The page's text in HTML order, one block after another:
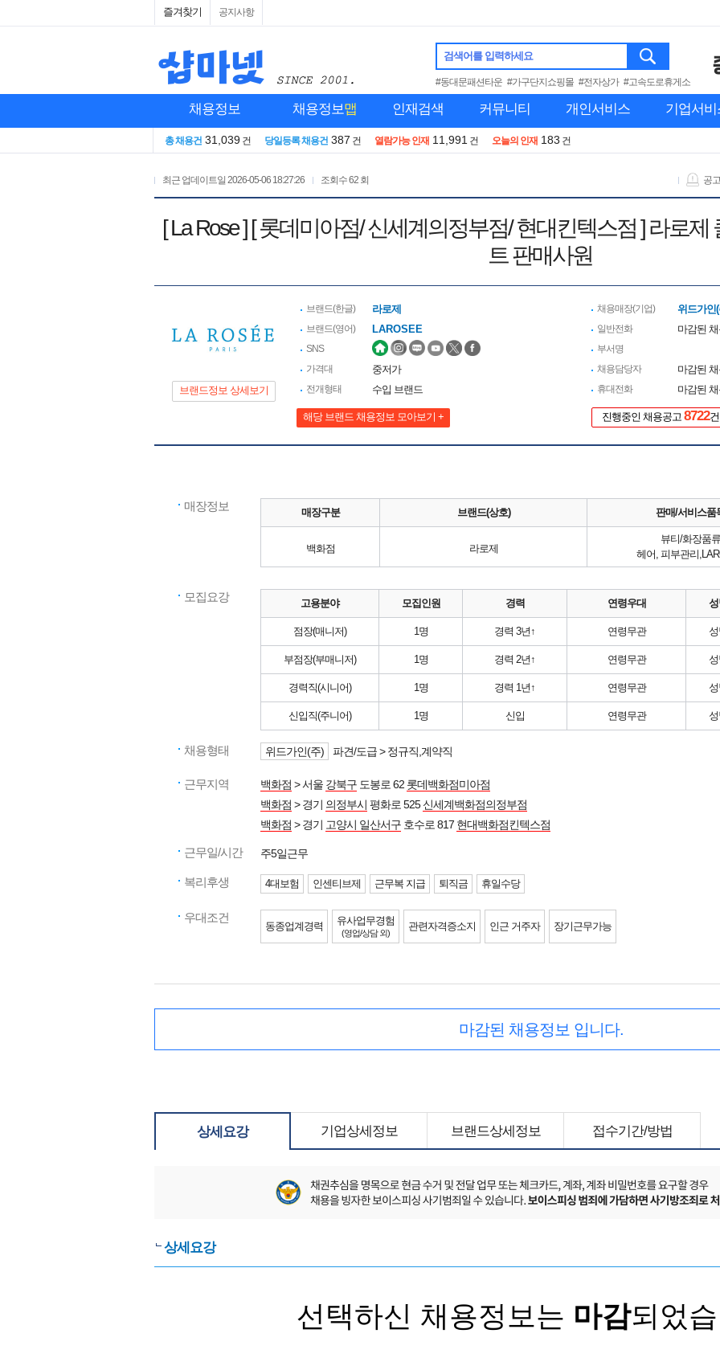
즐겨찾기 공지사항
검색어를 입력하세요
#동대문패션타운 #가구단지쇼핑몰 #전자상가 #고속도로휴게소
채용정보 채용정보맵 인재검색 커뮤니티 개인서비스 기업서비
총 채용건 31,039 건 당일등록 채용건 387 건 열람가능 인재 11,991 건 오늘의 인재 183 건
최근 업데이트일 2026-05-06 18:27:26 조회수62 회 공
[ La Rose ] [ 롯데미아점/ 신세계의정부점/ 현대킨텍스점 ] 라로
트 판매사원
브랜드정보 상세보기
브랜드(한글) 라로제
브랜드(영어) LAROSEE
SNS
가격대
중저가
전개형태 수입 브랜드
해당 브랜드 채용정보 모아보기 +
채용매장(기업) 위드가인(
일반전화 마감된
부서명
채용담당자
마감된
휴대전화 마감된
진행중인 채용공고 8722건
매장정보 매장구분 브랜드(상호) 판매/서비스품
백화점 라로제
뷰티/화장품류
헤어, 피부관리
모집요강 고용분야 모집인원 경력 연령우대
점장(매니저) 1명 경력 3년↑ 연령무관
부점장(부매니저) 1명 경력 2년↑ 연령무관
경력직(시니어) 1명 경력 1년↑ 연령무관
신입직(주니어) 1명 신입 연령무관
채용형태 위드가인(주) 파견/도급 > 정규직,계약직
근무지역 백화점 > 서울 강북구 도봉로 62 롯데백화점미아점
백화점 > 경기 의정부시 평화로 525신세계백화점의정부점
백화점 > 경기 고양시 일산서구 호수로 817 현대백화점킨텍스점
근무일/시간 주5일근무
복리후생 4대보험 인센티브제 근무복 지급 퇴직금 휴일수당
우대조건
동종업계경력 유사업무경험
(영업/상담 외)
관련자격증소지 인근 거주자 장기근무가능
마감된 채용정보 입니다.
상세요강 기업상세정보 브랜드상세정보 접수기간/방법
상세요강
선택하신 채용정보는 마감되었